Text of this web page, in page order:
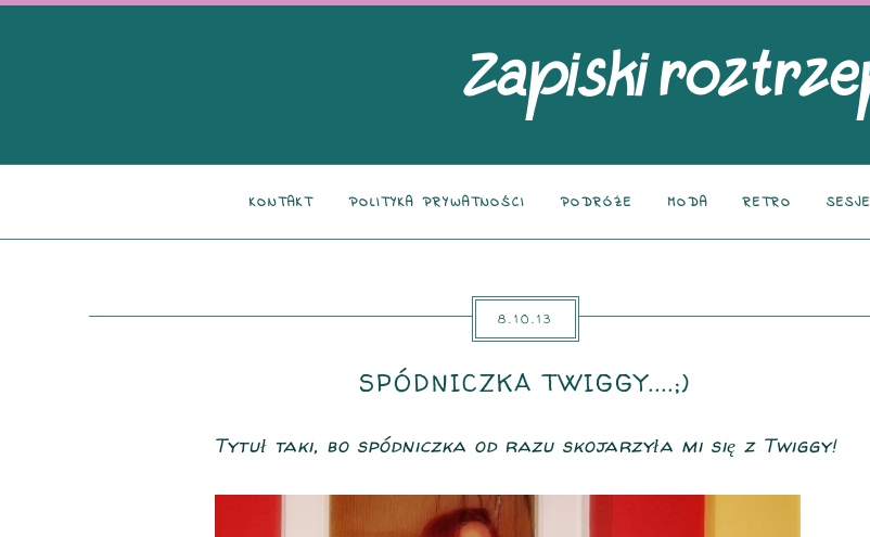
KONTAKT POLITYKA PRYWATNOŚCI PODRÓŻE MODA RETRO SESJE
8.10.13
SPÓDNICZKA TWIGGY....;)
Tytuł taki, bo spódniczka od razu skojarzyła mi się z Twiggy!